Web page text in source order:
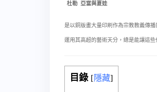
杜勒 亞當與夏娃
是以銅版畫大量印刷作為宗教教義傳
運用其高超的藝術天分，總是能讓這
目錄 [ 隱藏]